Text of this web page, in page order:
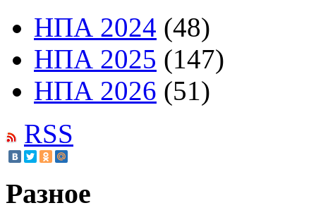
НПА 2024 (48)
НПА 2025 (147)
НПА 2026 (51)
RSS
Разное